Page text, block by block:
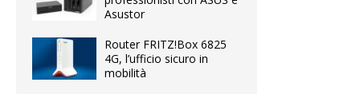
Asustor
Router FRITZ!Box 6825
4G, l’ufficio sicuro in
mobilità